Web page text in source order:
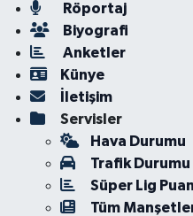
Röportaj
Biyografi
Anketler
Künye
İletişim
Servisler
Hava Durumu
Trafik Durumu
Süper Lig
Tüm